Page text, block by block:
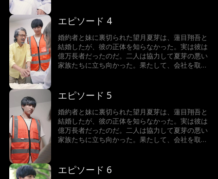
エピソード 4
婚約者と妹に裏切られた望月夏芽は、蓮目翔吾と
結婚したが、彼の正体を知らなかった。実は彼は
億万長者だったのだ。二人は協力して夏芽の悪い
家族たちに立ち向かった。果たして、会社を取り
エピソード 5
婚約者と妹に裏切られた望月夏芽は、蓮目翔吾と
結婚したが、彼の正体を知らなかった。実は彼は
億万長者だったのだ。二人は協力して夏芽の悪い
家族たちに立ち向かった。果たして、会社を取り
エピソード 6